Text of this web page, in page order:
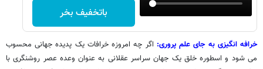
باتخفیف بخر
خرافه انگیزی به جای علم پروری: اگر چه امروزه خرافات یک پدیده جهانی محسوب
می شود و اسطوره خلق یک جهان سراسر عقلانی به عنوان وعده عصر روشنگری با